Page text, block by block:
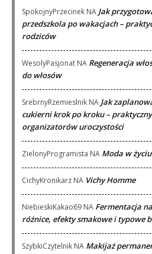
SpokojnyPrzecinek NA Jak
przedszkola po wakacjach –
rodziców
WesolyPasjonat NA Regeneracja
do włosów
SrebrnyRzemieslnik NA Jak
cukierni krok po kroku –
organizatorów uroczystości
ZielonyProgramista NA Moda w
CichyKronikarz NA Vichy Homme
NiebieskiKakao69 NA Fermentacja
różnice, efekty smakowe i typowe
SzybkiCzytelnik NA Makijaż